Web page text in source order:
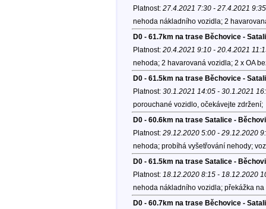
Platnost: 27.4.2021 7:30 - 27.4.2021 9:35
nehoda nákladního vozidla; 2
D0 - 61.7km na trase Běchovice -
Platnost: 20.4.2021 9:10 - 20.4.2021
nehoda; 2 havarovaná vozidla; 2 x OA
D0 - 61.5km na trase Běchovice -
Platnost: 30.1.2021 14:05 - 30.1.2021
porouchané vozidlo, očekávejte zdržení;
D0 - 60.6km na trase Satalice -
Platnost: 29.12.2020 5:00 - 29.12.2020
nehoda; probíhá vyšetřování nehody;
D0 - 61.5km na trase Satalice -
Platnost: 18.12.2020 8:15 - 18.12.2020
nehoda nákladního vozidla; překážka
D0 - 60.7km na trase Běchovice -